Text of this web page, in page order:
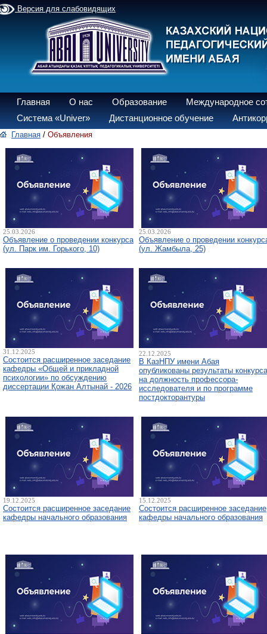
Версия для слабовидящих
Главная О нас Образование
Международное
Система «Univer»
Дистанционное обучение
Главная / Объявления
25.03.2026
Объявление о проведении конкурса
(ул. Парк им. Горького, 10)
25.03.2026
Объявление о проведении
(ул. Жамбыла, 25)
31.12.2025
Состоится расширенное заседание
кафедры «Общей и прикладной
психологии» по обсуждению
диссертации Қожан Алтынай - 2026
22.12.2025
В КазНПУ имени Абая
опубликованы результаты конкурса
на должность профессора-
исследователя и по программе
постдокторантуры
19.12.2025
Состоится расширенное заседание
кафедры начального образования
15.12.2025
Состоится расширенное заседание
кафедры начального образования